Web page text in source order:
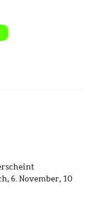
6. November, 10